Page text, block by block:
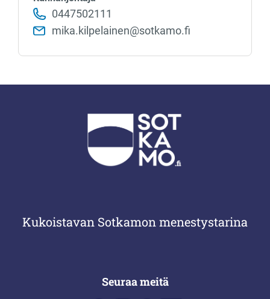
0447502111
mika.kilpelainen@sotkamo.fi
Kukoistavan Sotkamon menestystarina
Seuraa meitä